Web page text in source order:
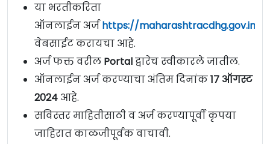
या भरतीकरिता
ऑनलाईन अर्जhttps://maharashtracdhg.gov.in/
वेबसाईट करायचा आहे.
अर्ज फक्त वरील Portalद्वारेच स्वीकारले जातील.
ऑनलाईन अर्ज करण्याचा अंतिम दिनांक17 ऑगस्ट
2024 आहे.
सविस्तर माहितीसाठी व अर्ज करण्यापूर्वी कृपया
जाहिरात काळजीपूर्वक वाचावी.